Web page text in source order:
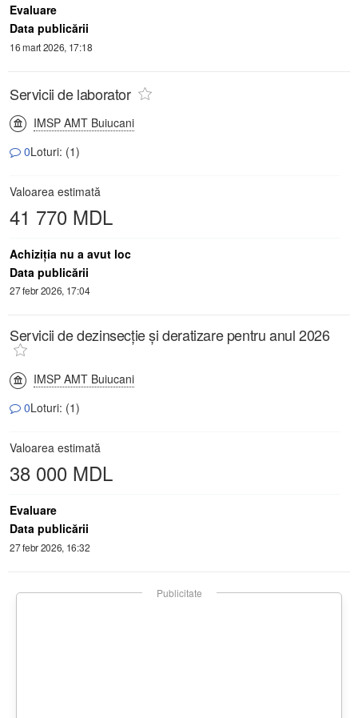
Evaluare
Data publicării
16 mart 2026, 17:18
Servicii de laborator
IMSP AMT Buiucani
0Loturi: (1)
Valoarea estimată
41 770 MDL
Achiziţia nu a avut loc
Data publicării
27 febr 2026, 17:04
Servicii de dezinsecție și deratizare pentru anul 2026
IMSP AMT Buiucani
0Loturi: (1)
Valoarea estimată
38 000 MDL
Evaluare
Data publicării
27 febr 2026, 16:32
Publicitate